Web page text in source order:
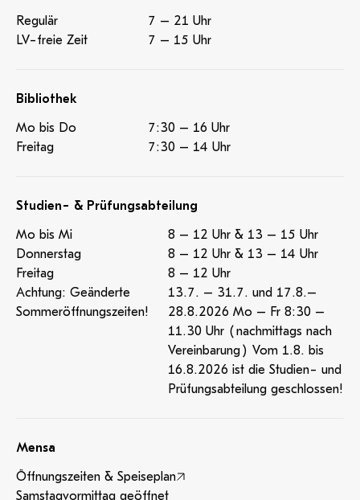
Regulär
7 – 21 Uhr
LV-freie Zeit
7 – 15 Uhr
Bibliothek
Mo bis Do
7:30 – 16 Uhr
Freitag
7:30 – 14 Uhr
Studien- & Prüfungsabteilung
Mo bis Mi
8 – 12 Uhr & 13 – 15 Uhr
Donnerstag
8 – 12 Uhr & 13 – 14 Uhr
Freitag
8 – 12 Uhr
Achtung: Geänderte
Sommeröffnungszeiten!
13.7. – 31.7. und 17.8.–
28.8.2026 Mo – Fr 8:30 –
11.30 Uhr (nachmittags nach
Vereinbarung) Vom 1.8. bis
16.8.2026 ist die Studien- und
Prüfungsabteilung geschlossen!
Mensa
Öffnungszeiten & Speiseplan
Samstagvormittag geöffnet